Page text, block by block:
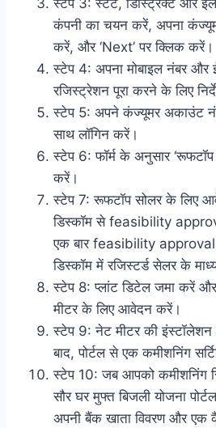
कंपनी का चयन करें, अपना
करें, और ‘Next’ पर क्लिक करें।
स्टेप 4: अपना मोबाइल नंबर
रजिस्ट्रेशन पूरा करने के लिए
स्टेप 5: अपने कंज्यूमर अकाउंट
साथ लॉगिन करें।
स्टेप 6: फॉर्म के अनुसार
करें।
स्टेप 7: रूफटॉप सोलर के लिए
डिस्कॉम से feasibility
एक बार feasibility
डिस्कॉम में रजिस्टर्ड सेलर के
स्टेप 8: प्लांट डिटेल जमा करें
मीटर के लिए आवेदन करें।
स्टेप 9: नेट मीटर की इंस्टॉलेशन
बाद, पोर्टल से एक कमीशनिंग
स्टेप 10: जब आपको कमीशनिंग
सौर घर मुफ्त बिजली योजना
अपनी बैंक खाता विवरण और